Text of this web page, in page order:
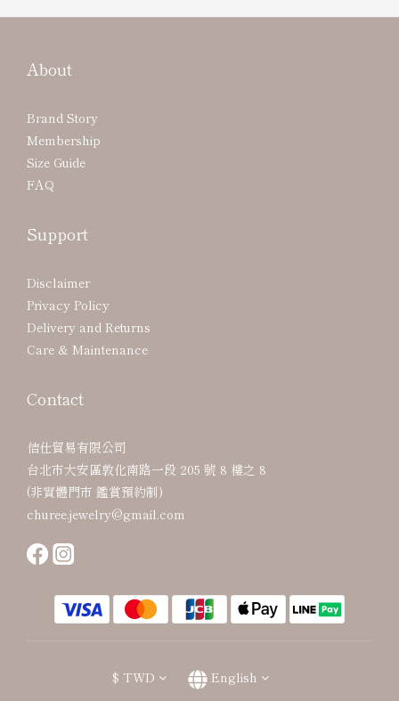
About
Brand Story
Membership
Size Guide
FAQ
Support
Disclaimer
Privacy Policy
Delivery and Returns
Care & Maintenance
Contact
佶仕貿易有限公司
台北市大安區敦化南路一段 205 號 8 樓之 8
(非實體門市 鑑賞預約制)
churee.jewelry@gmail.com
$ TWD English